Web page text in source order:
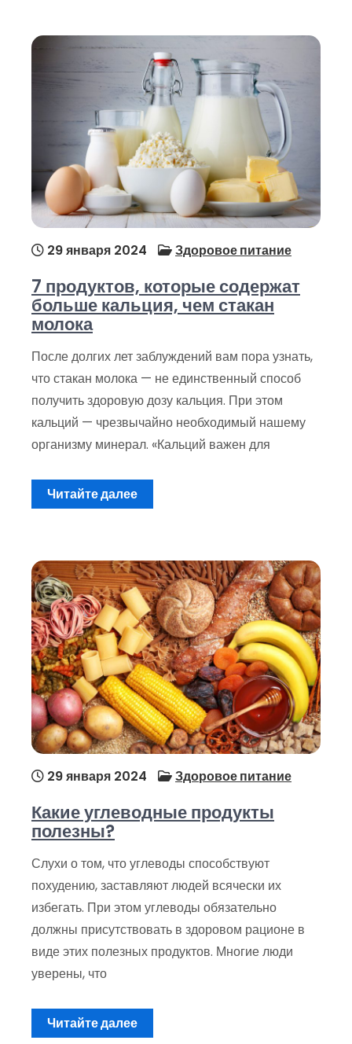
29 января 2024 Здоровое питание
7 продуктов, которые содержат
больше кальция, чем стакан
молока
После долгих лет заблуждений вам пора узнать,
что стакан молока — не единственный способ
получить здоровую дозу кальция. При этом
кальций — чрезвычайно необходимый нашему
организму минерал. «Кальций важен для
Читайте далее
29 января 2024 Здоровое питание
Какие углеводные продукты
полезны?
Слухи о том, что углеводы способствуют
похудению, заставляют людей всячески их
избегать. При этом углеводы обязательно
должны присутствовать в здоровом рационе в
виде этих полезных продуктов. Многие люди
уверены, что
Читайте далее